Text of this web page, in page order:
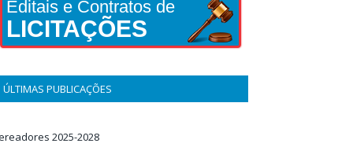
Editais e Contratos de
LICITAÇÕES
ÚLTIMAS PUBLICAÇÕES
2025-2028